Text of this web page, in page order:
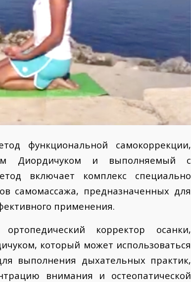
функциональной самокоррекции,
Диордичуком и выполняемый с
включает комплекс специально
самомассажа, предназначенных для
применения.
корректор осанки,
который может использоваться
выполнения дыхательных практик,
внимания и остеопатической